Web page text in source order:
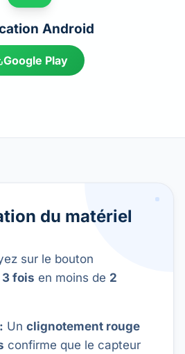
Android
Google Play
du matériel
sur le bouton
3 fois en moins de 2
Un clignotement rouge
confirme que le capteur